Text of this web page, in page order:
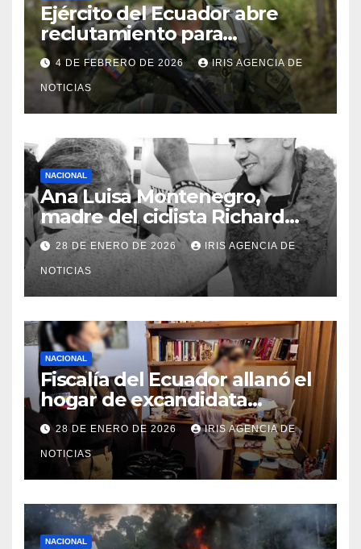
Ejército del Ecuador abre
reclutamiento para
bachilleres a partir de este
viernes 6 de febrero
4 DE FEBRERO DE 2026 IRIS AGENCIA DE
NOTICIAS
NACIONAL
Ana Luisa Montenegro,
madre del ciclista Richard
Carapaz falleció en Tulcán, a
los 73 años
28 DE ENERO DE 2026 IRIS AGENCIA DE
NOTICIAS
NACIONAL
Fiscalía del Ecuador allanó el
hogar de excandidata
presidencial vinculada al caso
Caja Chica
28 DE ENERO DE 2026 IRIS AGENCIA DE
NOTICIAS
NACIONAL